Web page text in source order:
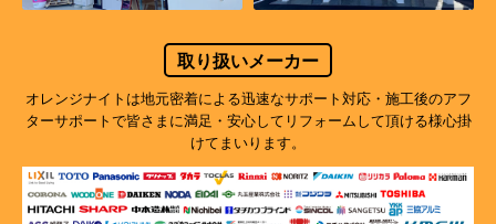
取り扱いメーカー
オレンジナイトは地元密着による迅速なサポート対応・施工後のアフ
ターサポートで皆さまに満足・安心してリフォームして頂ける様心掛
けてまいります。